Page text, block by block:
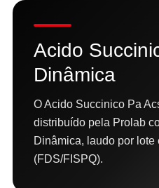
Acido
Dinâmica
O Acido Succinico Pa
distribuído pela Prolab
Dinâmica, laudo por lote
(FDS/FISPQ).